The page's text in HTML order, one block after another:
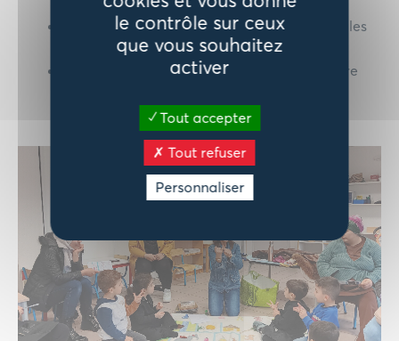
le contrôle sur ceux
que vous souhaitez
activer
Tout accepter
Tout refuser
Personnaliser
Organisation: 2 séances par semaine dans les
écoles participantes.
: jeux, ateliers interactifs et lecture